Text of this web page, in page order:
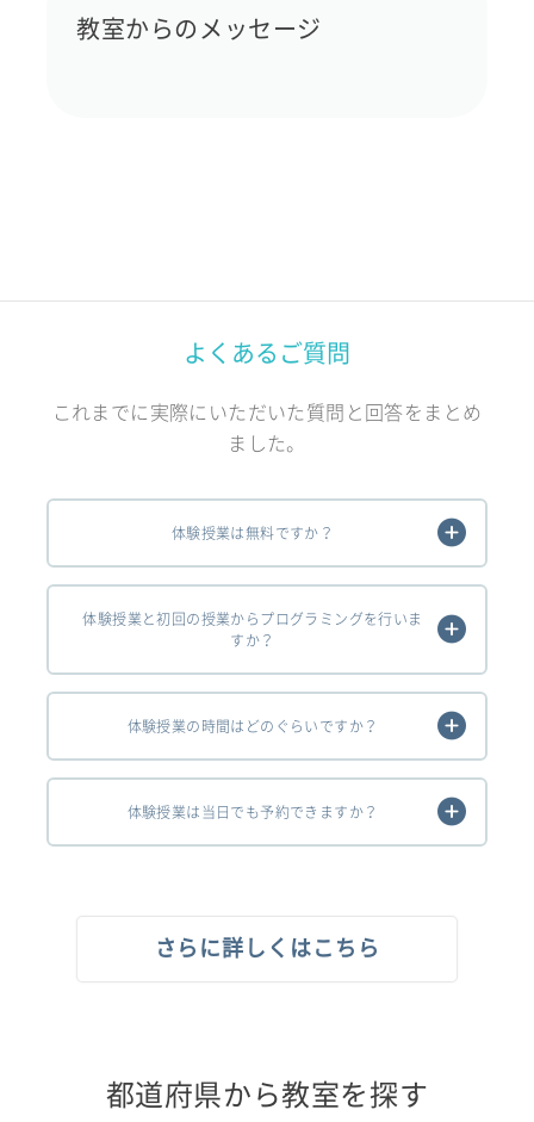
教室からのメッセージ
よくあるご質問
これまでに実際にいただいた質問と回答をまとめ
ました。
体験授業は無料ですか？
体験授業と初回の授業からプログラミングを行いま
すか？
体験授業の時間はどのぐらいですか？
体験授業は当日でも予約できますか？
さらに詳しくはこちら
都道府県から教室を探す